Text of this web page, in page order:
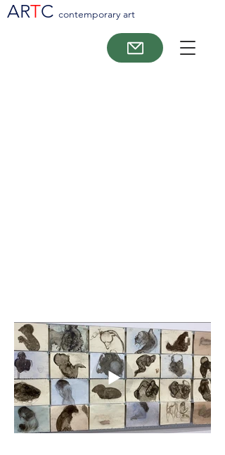
ARTC contemporary art